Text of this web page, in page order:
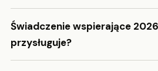
Świadczenie wspierające
przysługuje?